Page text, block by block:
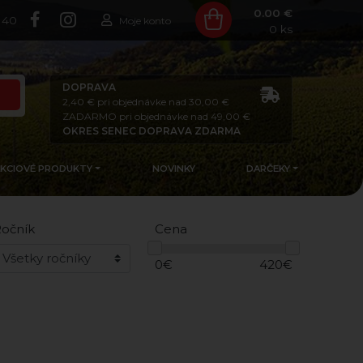
Moje konto
0.00 €
0 ks
DOPRAVA
2,40 € pri objednávke nad 30,00 €
ZADARMO pri objednávke nad 49,00 €
OKRES SENEC DOPRAVA ZDARMA
PRODUKTY NOVINKY DARČEKY
Cena
0€ 420€